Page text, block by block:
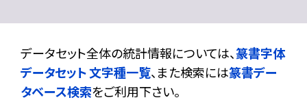
データセット全体の統計情報については、篆書字体
データセット 文字種一覧、また検索には篆書デー
タベース検索をご利用下さい。